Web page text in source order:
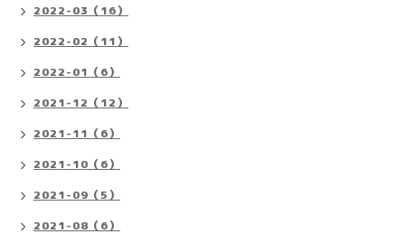
2022-03（16）
2022-02（11）
2022-01（6）
2021-12（12）
2021-11（6）
2021-10（6）
2021-09（5）
2021-08（6）